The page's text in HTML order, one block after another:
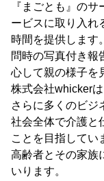
『まごとも』の
ービスに取り入れ
時間を提供します
問時の写真付き報
心して親の様子を
株式会社whicker
さらに多くのビジ
社会全体で介護と
ことを目指してい
高齢者とその家族
いります。